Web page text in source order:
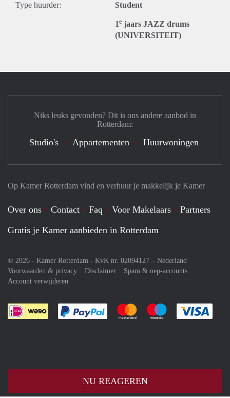
Type huurder: Student
1e jaars JAZZ drums
(UNIVERSITEIT)
NU REAGEREN
Op Kamer Rotterdam vind en verhuur je makkelijk je Kamer
Over ons Contact Faq Voor Makelaars
Partners
Gratis je Kamer aanbieden in Rotterdam
© 2026 - Kamer Rotterdam - KvK nr. 02094127 – Nederland
Voorwaarden & privacy
Disclaimer
Spam & nep-accounts
Account verwijderen
Je rekent gemakkelijk af met Paypal
Je rekent gemakkelijk af met
Je rekent
Niks leuks gevonden? Dit is ons andere aanbod in
Rotterdam:
Studio's Appartementen Huurwoningen